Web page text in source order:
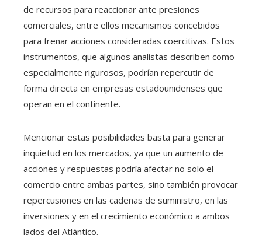
de recursos para reaccionar ante presiones
comerciales, entre ellos mecanismos concebidos
para frenar acciones consideradas coercitivas. Estos
instrumentos, que algunos analistas describen como
especialmente rigurosos, podrían repercutir de
forma directa en empresas estadounidenses que
operan en el continente.
Mencionar estas posibilidades basta para generar
inquietud en los mercados, ya que un aumento de
acciones y respuestas podría afectar no solo el
comercio entre ambas partes, sino también provocar
repercusiones en las cadenas de suministro, en las
inversiones y en el crecimiento económico a ambos
lados del Atlántico.